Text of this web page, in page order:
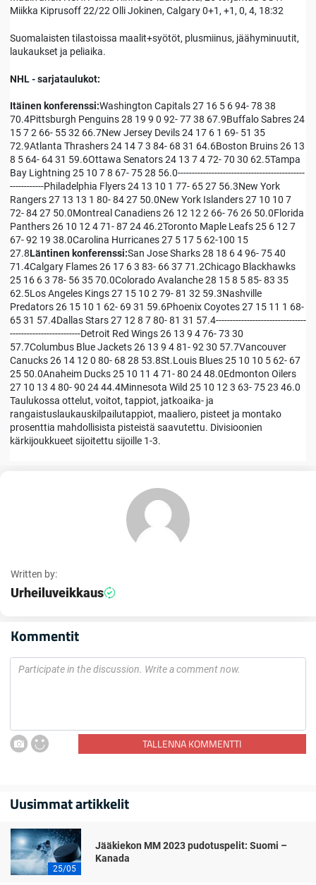
Miikka Kiprusoff 22/22 Olli Jokinen, Calgary 0+1, +1, 0, 4, 18:32
Suomalaisten tilastoissa maalit+syötöt, plusmiinus, jäähyminuutit,
laukaukset ja peliaika.
NHL - sarjataulukot:
Itäinen konferenssi:Washington Capitals 27 16 5 6 94- 78 38
70.4Pittsburgh Penguins 28 19 9 0 92- 77 38 67.9Buffalo Sabres 24
15 7 2 66- 55 32 66.7New Jersey Devils 24 17 6 1 69- 51 35
72.9Atlanta Thrashers 24 14 7 3 84- 68 31 64.6Boston Bruins 26 13
8 5 64- 64 31 59.6Ottawa Senators 24 13 7 4 72- 70 30 62.5Tampa
Bay Lightning 25 10 7 8 67- 75 28 56.0---------------------------------------------
------------Philadelphia Flyers 24 13 10 1 77- 65 27 56.3New York
Rangers 27 13 13 1 80- 84 27 50.0New York Islanders 27 10 10 7
72- 84 27 50.0Montreal Canadiens 26 12 12 2 66- 76 26 50.0Florida
Panthers 26 10 12 4 71- 87 24 46.2Toronto Maple Leafs 25 6 12 7
67- 92 19 38.0Carolina Hurricanes 27 5 17 5 62-100 15
27.8Läntinen konferenssi:San Jose Sharks 28 18 6 4 96- 75 40
71.4Calgary Flames 26 17 6 3 83- 66 37 71.2Chicago Blackhawks
25 16 6 3 78- 56 35 70.0Colorado Avalanche 28 15 8 5 85- 83 35
62.5Los Angeles Kings 27 15 10 2 79- 81 32 59.3Nashville
Predators 26 15 10 1 62- 69 31 59.6Phoenix Coyotes 27 15 11 1 68-
65 31 57.4Dallas Stars 27 12 8 7 80- 81 31 57.4--------------------------------
-------------------------Detroit Red Wings 26 13 9 4 76- 73 30
57.7Columbus Blue Jackets 26 13 9 4 81- 92 30 57.7Vancouver
Canucks 26 14 12 0 80- 68 28 53.8St.Louis Blues 25 10 10 5 62- 67
25 50.0Anaheim Ducks 25 10 11 4 71- 80 24 48.0Edmonton Oilers
27 10 13 4 80- 90 24 44.4Minnesota Wild 25 10 12 3 63- 75 23 46.0
Taulukossa ottelut, voitot, tappiot, jatkoaika- ja
rangaistuslaukauskilpailutappiot, maaliero, pisteet ja montako
prosenttia mahdollisista pisteistä saavutettu. Divisioonien
kärkijoukkueet sijoitettu sijoille 1-3.
Written by:
Urheiluveikkaus
Kommentit
TALLENNA KOMMENTTI
Uusimmat artikkelit
25/05
Jääkiekon MM 2023 pudotuspelit: Suomi –
Kanada